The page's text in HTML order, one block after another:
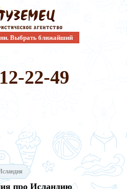
Выбрать ближайший
22-49
про Исландию